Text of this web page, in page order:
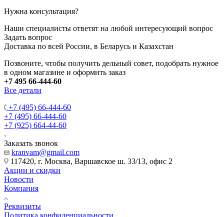
Нужна консультация?
Наши специалисты ответят на любой интересующий вопрос
Задать вопрос
Доставка по всей России, в Беларусь и Казахстан
Позвоните, чтобы получить дельный совет, подобрать нужное
в одном магазине и оформить заказ
+7 495 66-444-60
Все детали
+7 (495) 66-444-60
+7 (495) 66-444-60
+7 (925) 664-44-60
Заказать звонок
kranvam@gmail.com
117420, г. Москва, Варшавское ш. 33/13, офис 2
Акции и скидки
Новости
Компания
Реквизиты
Политика конфиденциальности